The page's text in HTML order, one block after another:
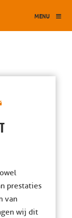
MENU
prestaties
van
wij dit